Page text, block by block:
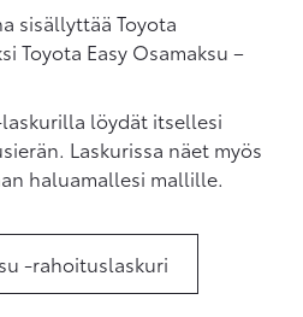
sisällyttää Toyota
Toyota Easy Osamaksu –
laskurilla löydät itsellesi
Laskurissa näet myös
haluamallesi mallille.
-rahoituslaskuri